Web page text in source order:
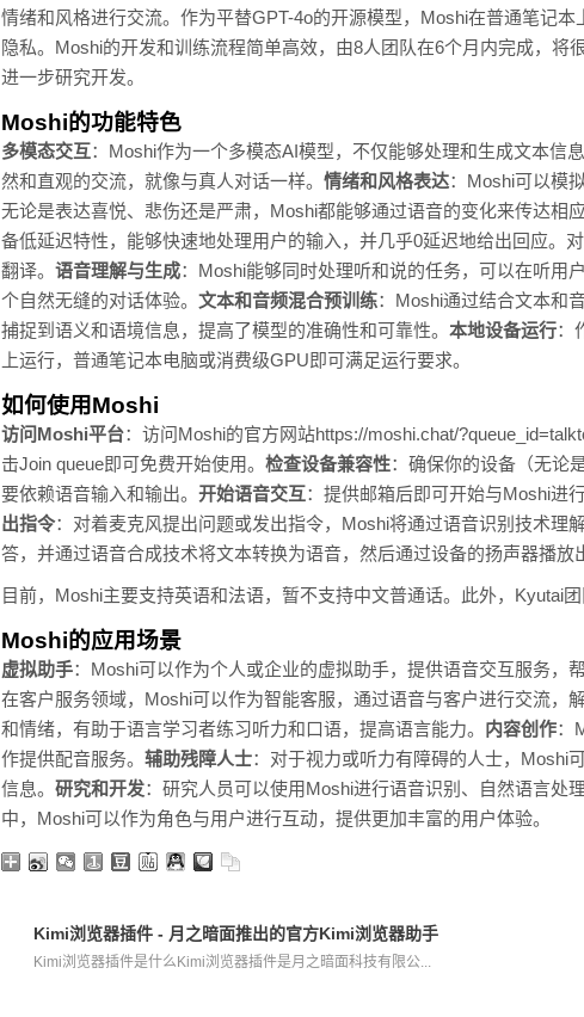
情绪和风格进行交流。作为平替GPT-4o的开源模型，Moshi在普通笔记
隐私。Moshi的开发和训练流程简单高效，由8人团队在6个月内完成，
进一步研究开发。
Moshi的功能特色
多模态交互：Moshi作为一个多模态AI模型，不仅能够处理和生成文本信
然和直观的交流，就像与真人对话一样。 情绪和风格表达：Moshi可以模
无论是表达喜悦、悲伤还是严肃，Moshi都能够通过语音的变化来传达相
备低延迟特性，能够快速地处理用户的输入，并几乎0延迟地给出回应。
翻译。 语音理解与生成：Moshi能够同时处理听和说的任务，可以在听用
个自然无缝的对话体验。 文本和音频混合预训练：Moshi通过结合文本和
捕捉到语义和语境信息，提高了模型的准确性和可靠性。 本地设备运行：
上运行，普通笔记本电脑或消费级GPU即可满足运行要求。
如何使用Moshi
访问Moshi平台：访问Moshi的官方网站https://moshi.chat/
击Join queue即可免费开始使用。 检查设备兼容性：确保你的设备（无论
要依赖语音输入和输出。 开始语音交互：提供邮箱后即可开始与Moshi进
出指令：对着麦克风提出问题或发出指令，Moshi将通过语音识别技术理
答，并通过语音合成技术将文本转换为语音，然后通过设备的扬声器播放
目前，Moshi主要支持英语和法语，暂不支持中文普通话。此外，Kyutai
Moshi的应用场景
虚拟助手：Moshi可以作为个人或企业的虚拟助手，提供语音交互服务，
在客户服务领域，Moshi可以作为智能客服，通过语音与客户进行交流，
和情绪，有助于语言学习者练习听力和口语，提高语言能力。 内容创作：
作提供配音服务。 辅助残障人士：对于视力或听力有障碍的人士，Moshi
信息。 研究和开发：研究人员可以使用Moshi进行语音识别、自然语言处
中，Moshi可以作为角色与用户进行互动，提供更加丰富的用户体验。
Kimi浏览器插件 - 月之暗面推出的官方Kimi浏览器助手
Kimi浏览器插件是什么Kimi浏览器插件是月之暗面科技有限公...